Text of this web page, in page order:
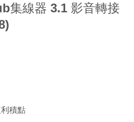
集線器 3.1 影音轉接
積點